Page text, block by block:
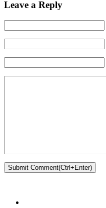
Leave a Reply